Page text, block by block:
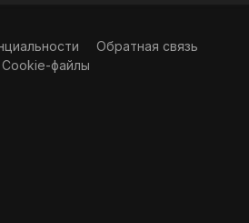
Обратная связь
Cookie-файлы